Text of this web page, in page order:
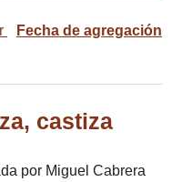
Fecha de agregación
castiza
por Miguel Cabrera